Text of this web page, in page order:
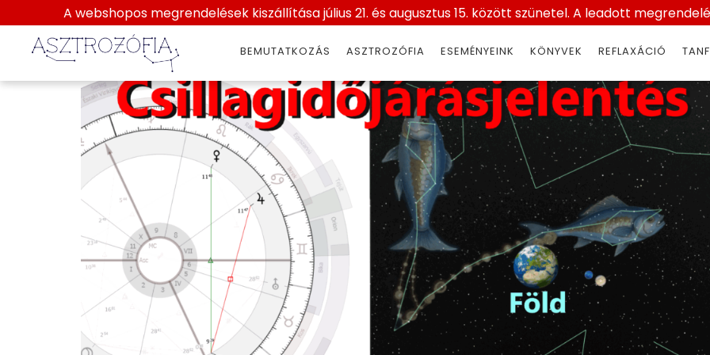
A webshopos megrendelések kiszállítása július 21. és augusztus 15. között szünetel. A leadott
BEMUTATKOZÁS ASZTROZÓFIA ESEMÉNYEINK KÖNYVEK REFLAXÁCIÓ
2025. szeptember 29 – október 5.